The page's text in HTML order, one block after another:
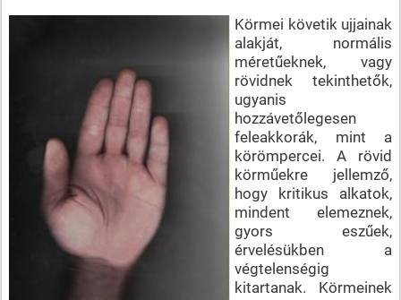
Körmei követik ujjainak
alakját, normális
méretűeknek, vagy
rövidnek tekinthetők,
ugyanis
hozzávetőlegesen
feleakkorák, mint a
körömpercei. A rövid
körműekre jellemző,
hogy kritikus alkatok,
mindent elemeznek,
gyors eszűek,
érvelésükben a
végtelenségig
kitartanak. Körmeinek